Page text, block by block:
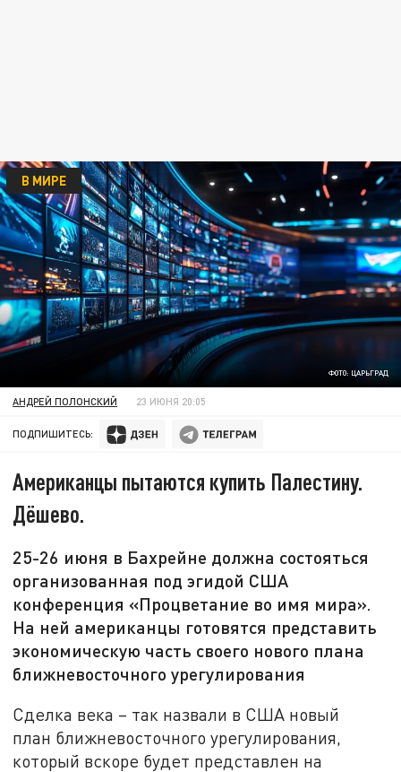
ФОТО: ЦАРЬГРАД
В МИРЕ
АНДРЕЙ ПОЛОНСКИЙ 23 ИЮНЯ 20:05
ПОДПИШИТЕСЬ:
Американцы пытаются купить Палестину.
Дёшево.
25-26 июня в Бахрейне должна состояться
организованная под эгидой США
конференция «Процветание во имя мира».
На ней американцы готовятся представить
экономическую часть своего нового плана
ближневосточного урегулирования
Сделка века – так назвали в США новый
план ближневосточного урегулирования,
который вскоре будет представлен на